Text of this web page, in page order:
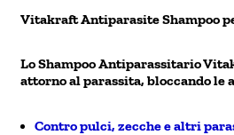
Vitakraft Antiparasite Shampoo
Lo Shampoo Antiparassitario
attorno al parassita, bloccando le
Contro pulci, zecche e altri